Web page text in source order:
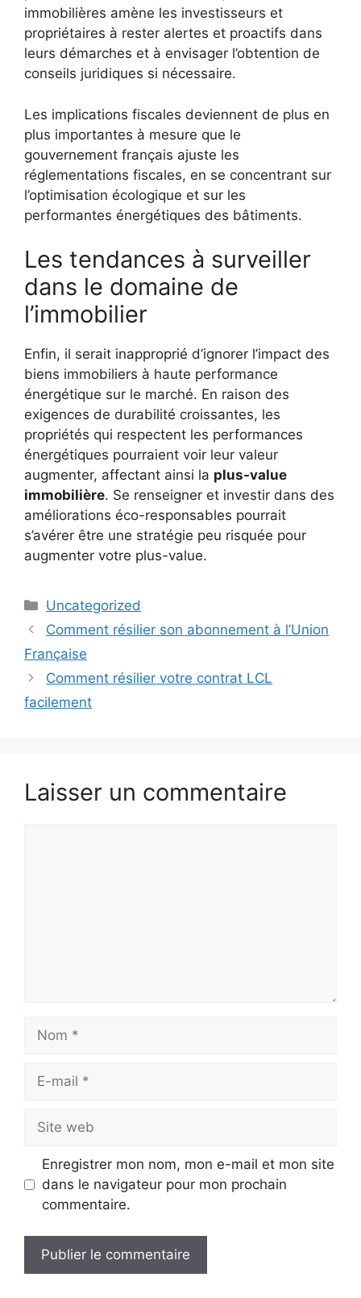
immobilières amène les investisseurs et
propriétaires à rester alertes et proactifs dans
leurs démarches et à envisager l’obtention de
conseils juridiques si nécessaire.
Les implications fiscales deviennent de plus en
plus importantes à mesure que le
gouvernement français ajuste les
réglementations fiscales, en se concentrant sur
l’optimisation écologique et sur les
performantes énergétiques des bâtiments.
Les tendances à surveiller
dans le domaine de
l’immobilier
Enfin, il serait inapproprié d’ignorer l’impact des
biens immobiliers à haute performance
énergétique sur le marché. En raison des
exigences de durabilité croissantes, les
propriétés qui respectent les performances
énergétiques pourraient voir leur valeur
augmenter, affectant ainsi la plus-value
immobilière. Se renseigner et investir dans des
améliorations éco-responsables pourrait
s’avérer être une stratégie peu risquée pour
augmenter votre plus-value.
Catégories
Uncategorized
Comment résilier son abonnement à l’Union
Française
Comment résilier votre contrat LCL
facilement
Laisser un commentaire
Nom
Site
web
Enregistrer mon nom, mon e-mail et mon site
dans le navigateur pour mon prochain
commentaire.